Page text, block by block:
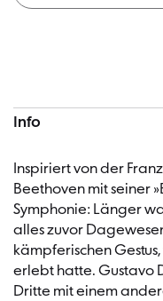
Info
Inspiriert von der
Beethoven mit seiner
Symphonie: Länger
alles zuvor
kämpferischen
erlebt hatte. Gustavo
Dritte mit einem